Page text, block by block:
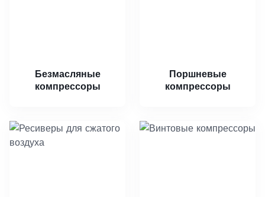
Безмасляные
компрессоры
Поршневые
компрессоры